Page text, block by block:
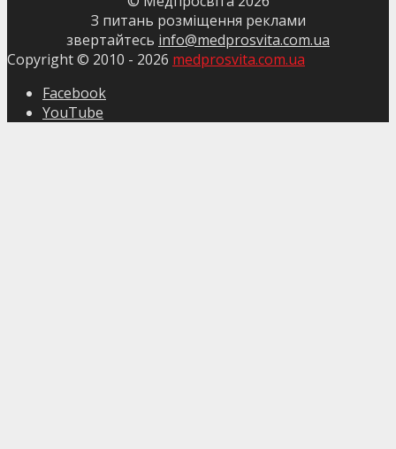
З питань розміщення реклами
звертайтесь info@medprosvita.com.ua
Copyright © 2010 - 2026 medprosvita.com.ua
Facebook
YouTube